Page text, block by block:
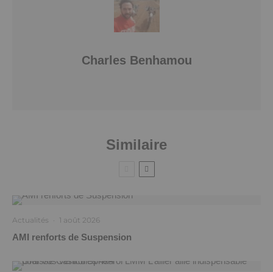
Charles Benhamou
Similaire
Actualités · 1 août 2026
AMI renforts de Suspension